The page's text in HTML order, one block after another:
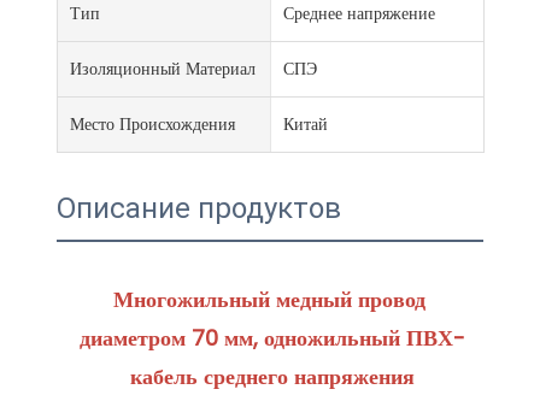
Тип Среднее напряжение
Изоляционный Материал СПЭ
Место Происхождения Китай
Описание продуктов
Многожильный медный провод
диаметром 70 мм, одножильный ПВХ-